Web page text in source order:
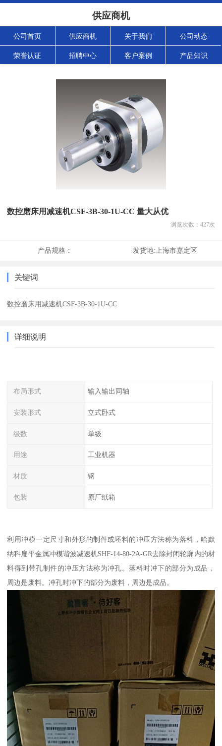
供应商机
公司首页 供应商机 关于我们 公司动态
荣誉认证 招聘中心 客户案例 产品知识
数控磨床用减速机CSF-3B-30-1U-CC 量大从优
浏览次数： 427次
产品规格： 发货地: 上海市嘉定区
关键词
数控磨床用减速机CSF-3B-30-1U-CC
详细说明
布局形式 输入输出同轴
安装形式 立式卧式
级数 单级
用途 工业机器
材质 钢
包装 原厂纸箱
利用冲模一定尺寸和外形的制件或坯料的冲压方法称为落料，哈默
纳科扁平金属冲模谐波减速机SHF-14-80-2A-GR去除封闭轮廓内的材
料得到带孔制件的冲压方法称为冲孔。落料时冲下的部分为成品，
周边是废料。冲孔时冲下的部分为废料，周边是成品。